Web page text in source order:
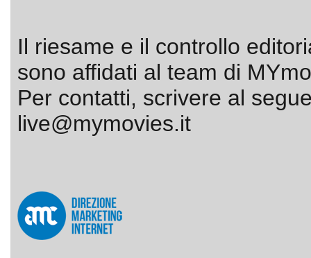
Il riesame e il controllo
sono affidati al team di
Per contatti, scrivere al
live@mymovies.it